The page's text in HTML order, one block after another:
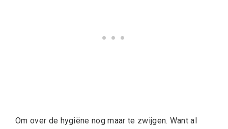
Om over de hygiëne nog maar te zwijgen. Want al